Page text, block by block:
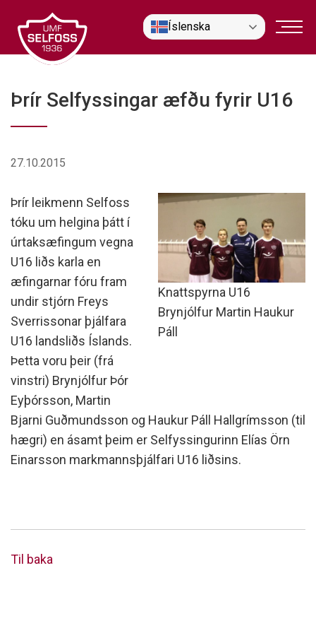
efni
Íslenska
Þrír Selfyssingar æfðu fyrir U16
27.10.2015
Knattspyrna U16
Brynjólfur Martin Haukur
Páll
Þrír leikmenn Selfoss
tóku um helgina þátt í
úrtaksæfingum vegna
U16 liðs karla en
æfingarnar fóru fram
undir stjórn Freys
Sverrissonar þjálfara
U16 landsliðs Íslands.
Þetta voru þeir (frá
vinstri) Brynjólfur Þór
Eyþórsson, Martin
Bjarni Guðmundsson og Haukur Páll Hallgrímsson (til
hægri) en ásamt þeim er Selfyssingurinn Elías Örn
Einarsson markmannsþjálfari U16 liðsins.
Til baka